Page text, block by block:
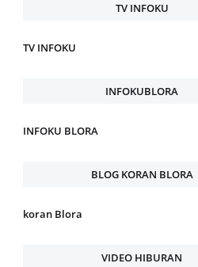
TV INFOKU
TV INFOKU
INFOKUBLORA
INFOKU BLORA
BLOG KORAN BLORA
koran Blora
VIDEO HIBURAN